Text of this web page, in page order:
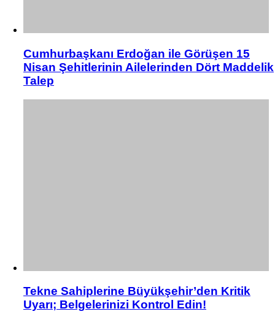
Cumhurbaşkanı Erdoğan ile Görüşen 15
Nisan Şehitlerinin Ailelerinden Dört Maddelik
Talep
Tekne Sahiplerine Büyükşehir’den Kritik
Uyarı; Belgelerinizi Kontrol Edin!